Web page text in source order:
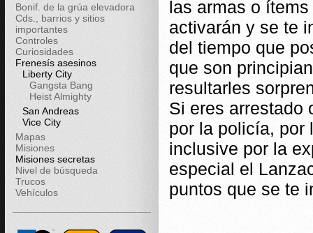
Bonif. de la grúa elevadora
Cds., barrios y sitios
importantes
Controles
Curiosidades
Frenesís asesinos
Liberty City
Gangsta Bang
Heist Almighty
San Andreas
Vice City
Mapas
Misiones
Misiones secretas
Nivel de búsqueda
Trucos
Vehículos
las armas o
activarán y se te
del tiempo que
que son
resultarles
Si eres arrestado
por la policía, por
inclusive por la
especial el
puntos que se te